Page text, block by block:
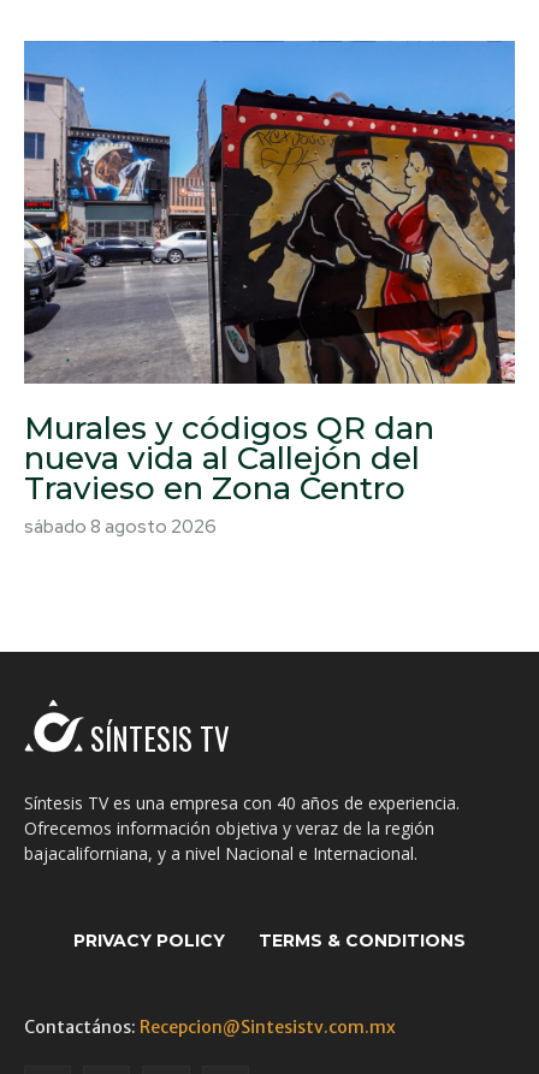
Murales y códigos QR dan
nueva vida al Callejón del
Travieso en Zona Centro
sábado 8 agosto 2026
SÍNTESIS TV
Síntesis TV es una empresa con 40 años de experiencia.
Ofrecemos información objetiva y veraz de la región
bajacaliforniana, y a nivel Nacional e Internacional.
PRIVACY POLICY TERMS & CONDITIONS
Contactános: Recepcion@Sintesistv.com.mx